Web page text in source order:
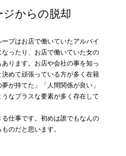
からの脱却
プはお店で働いていたアルバイ
なったり、お店で働いていた女の
ります。お店や会社の事を知っ
めて頑張っている方が多く在籍
が持てた」「人間関係が良い」
うなプラスな要素が多く存在して
仕事です。初めは誰でもなんの
のだと思います。